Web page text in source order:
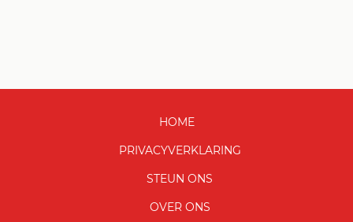
HOME
PRIVACYVERKLARING
STEUN ONS
OVER ONS